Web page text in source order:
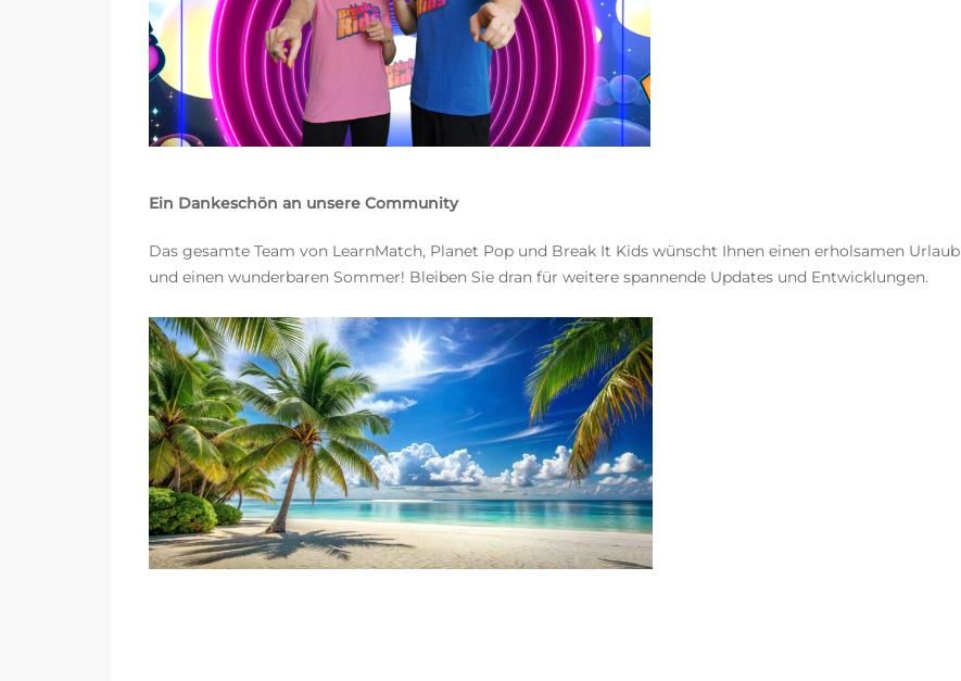
Ein Dankeschön an unsere Community
Das gesamte Team von LearnMatch, Planet Pop und Break It Kids wünscht Ihnen einen erholsamen Urlaub
und einen wunderbaren Sommer! Bleiben Sie dran für weitere spannende Updates und Entwicklungen.